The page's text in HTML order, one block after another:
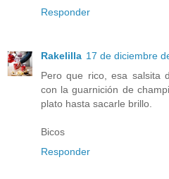
Responder
Rakelilla 17 de diciembre
Pero que rico, esa salsita
con la guarnición de
plato hasta sacarle brillo.
Bicos
Responder